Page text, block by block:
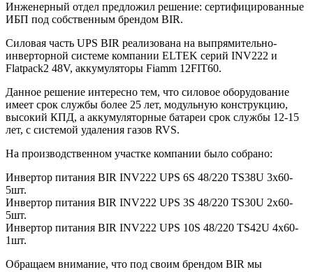
Инженерный отдел предложил решение: сертифицированные
ИБП под собственным брендом BIR.
Силовая часть UPS BIR реализована на выпрямительно-
инверторной системе компании ELTEK серий INV222 и
Flatpack2 48V, аккумуляторы Fiamm 12FIT60.
Данное решение интересно тем, что силовое оборудование
имеет срок службы более 25 лет, модульную конструкцию,
высокий КПД, а аккумуляторные батареи срок службы 12-15
лет, с системой удаления газов RVS.
На производственном участке компании было собрано:
Инвертор питания BIR INV222 UPS 6S 48/220 TS38U 3х60-
5шт.
Инвертор питания BIR INV222 UPS 3S 48/220 TS30U 2х60-
5шт.
Инвертор питания BIR INV222 UPS 10S 48/220 TS42U 4х60-
1шт.
Обращаем внимание, что под своим брендом BIR мы